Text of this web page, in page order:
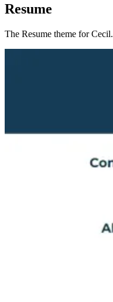
Resume
The Resume theme for Cecil.